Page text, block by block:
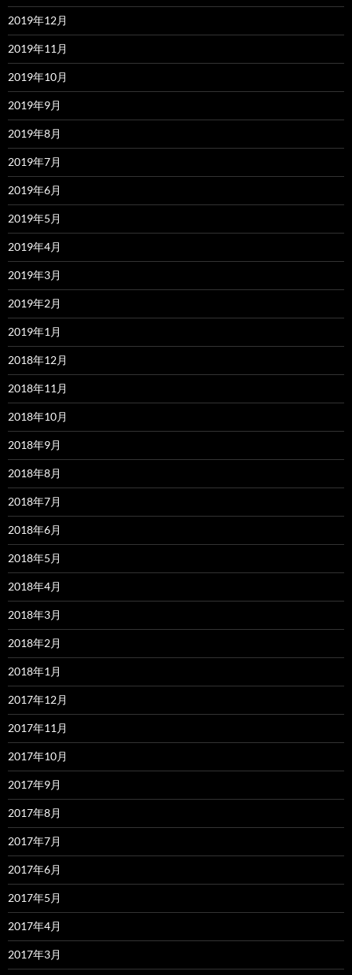
2019年12月
2019年11月
2019年10月
2019年9月
2019年8月
2019年7月
2019年6月
2019年5月
2019年4月
2019年3月
2019年2月
2019年1月
2018年12月
2018年11月
2018年10月
2018年9月
2018年8月
2018年7月
2018年6月
2018年5月
2018年4月
2018年3月
2018年2月
2018年1月
2017年12月
2017年11月
2017年10月
2017年9月
2017年8月
2017年7月
2017年6月
2017年5月
2017年4月
2017年3月